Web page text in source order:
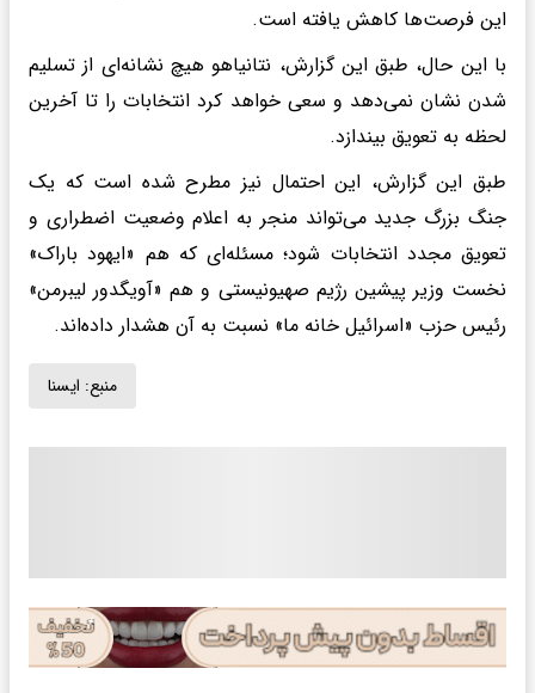
این فرصت‌ها کاهش یافته است.
با این حال، طبق این گزارش، نتانیاهو هیچ نشانه‌ای از تسلیم
شدن نشان نمی‌دهد و سعی خواهد کرد انتخابات را تا آخرین
لحظه به تعویق بیندازد.
طبق این گزارش، این احتمال نیز مطرح شده است که یک
جنگ بزرگ جدید می‌تواند منجر به اعلام وضعیت اضطراری و
تعویق مجدد انتخابات شود؛ مسئله‌ای که هم «ایهود باراک»
نخست وزیر پیشین رژیم صهیونیستی و هم «آویگدور لیبرمن»
رئیس حزب «اسرائیل خانه ما» نسبت به آن هشدار داده‌اند.
منبع: ايسنا